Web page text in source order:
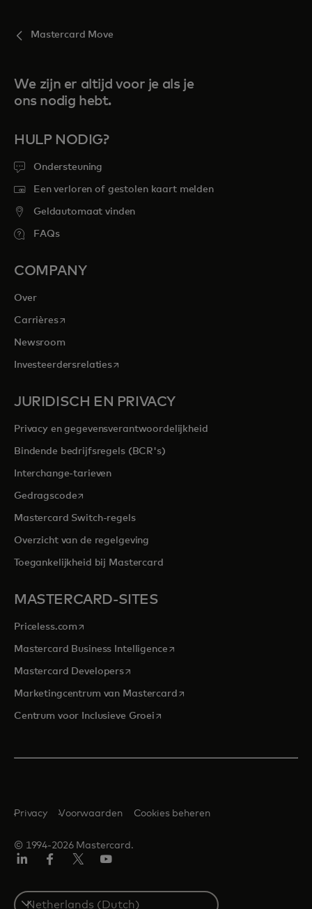
Mastercard Move
We zijn er altijd voor je als je
ons nodig hebt.
HULP NODIG?
Ondersteuning
Een verloren of gestolen kaart melden
Geldautomaat vinden
FAQs
COMPANY
Over
Carrièresopens in a new tab
Newsroom
Investeerdersrelatiesopens in a new tab
JURIDISCH EN PRIVACY
Privacy en gegevensverantwoordelijkheid
Bindende bedrijfsregels (BCR's)
Interchange-tarieven
Gedragscodeopens in a new tab
Mastercard Switch-regels
Overzicht van de regelgeving
Toegankelijkheid bij Mastercard
MASTERCARD-SITES
Priceless.com opens in a new tab
Mastercard Business Intelligenceopens in a new tab
Mastercard Developersopens in a new tab
Marketingcentrum van Mastercardopens in a new tab
Centrum voor Inclusieve Groeiopens in a new tab
© 1994-2026 Mastercard.
Privacy Voorwaarden Cookies beheren
Select